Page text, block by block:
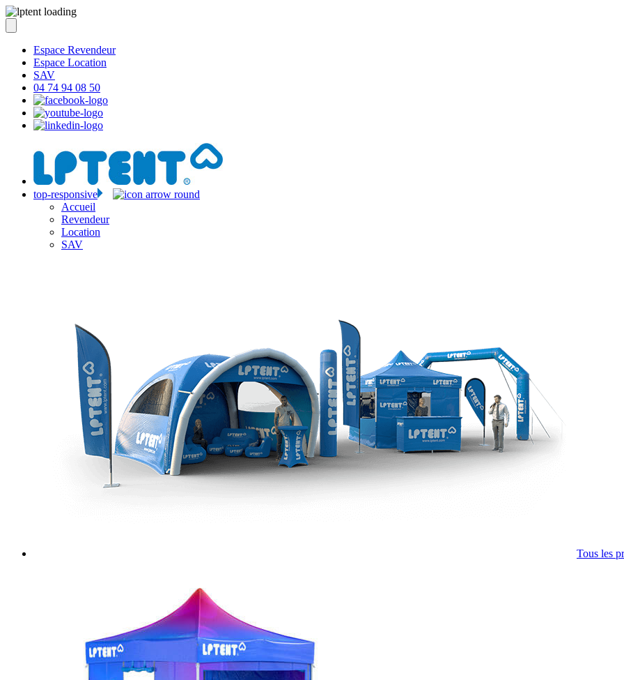
Espace Revendeur
Espace Location
SAV
04 74 94 08 50
top-responsive
Accueil
Revendeur
Location
SAV
Tous les